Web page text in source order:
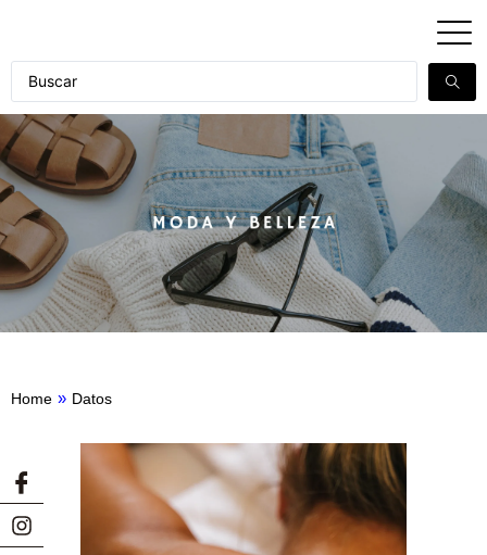
Home » Datos